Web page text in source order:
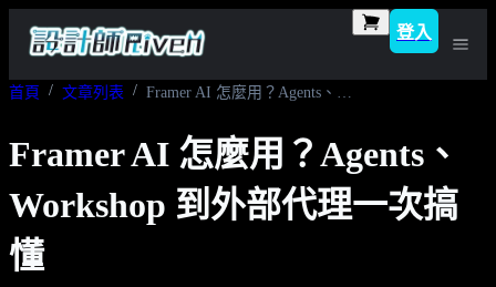
登入
首頁 文章列表 Framer AI 怎麼用？Agents、Workshop 到外部代理一次搞懂
Framer AI 怎麼用？Agents、
Workshop 到外部代理一次搞
懂